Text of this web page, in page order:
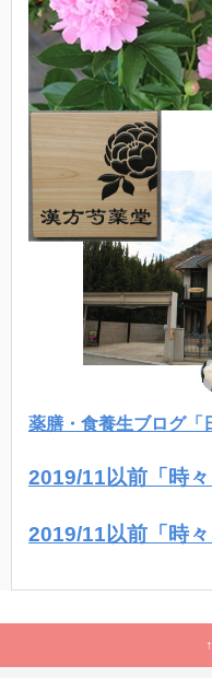
薬膳・食養生ブログ「
2019/11以前「時々
2019/11以前「時々